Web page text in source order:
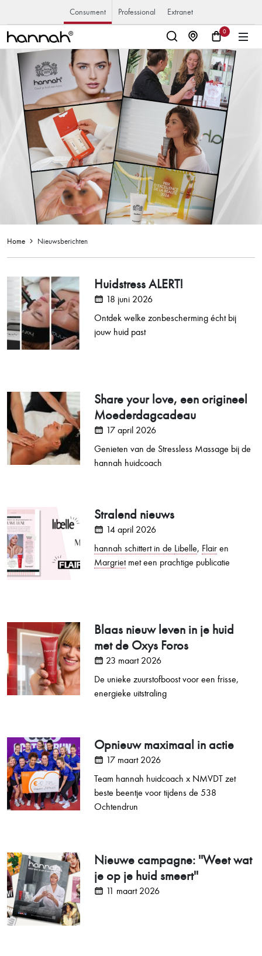
Consument Professional Extranet
0
Home Nieuwsberichten
Huidstress ALERT!
18 juni 2026
Ontdek welke zonbescherming écht bij
jouw huid past
Share your love, een origineel
Moederdagcadeau
17 april 2026
Genieten van de Stressless Massage bij de
hannah huidcoach
Stralend nieuws
14 april 2026
hannah schittert in de Libelle, Flair en
Margriet met een prachtige publicatie
Blaas nieuw leven in je huid
met de Oxys Foros
23 maart 2026
De unieke zuurstofboost voor een frisse,
energieke uitstraling
Opnieuw maximaal in actie
17 maart 2026
Team hannah huidcoach x NMVDT zet
beste beentje voor tijdens de 538
Ochtendrun
Nieuwe campagne: ''Weet wat
je op je huid smeert''
11 maart 2026